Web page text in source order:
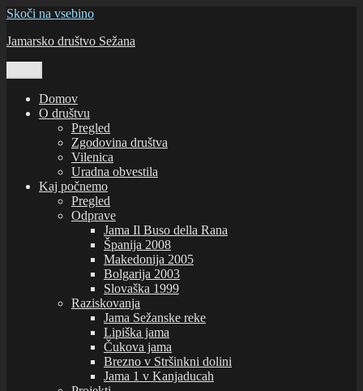
Skoči na vsebino
Jamarsko društvo Sežana
Domov
O društvu
Pregled
Zgodovina društva
Vilenica
Uradna obvestila
Kaj počnemo
Pregled
Odprave
Jama Il Buso della Rana
Španija 2008
Makedonija 2005
Bolgarija 2003
Slovaška 1999
Raziskovanja
Jama Sežanske reke
Lipiška jama
Čukova jama
Brezno v Stršinkni dolini
Jama 1 v Kanjaducah